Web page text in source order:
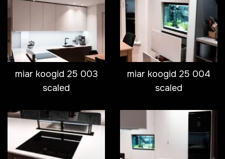
miar koogid 25 003
scaled
miar koogid 25 004
scaled